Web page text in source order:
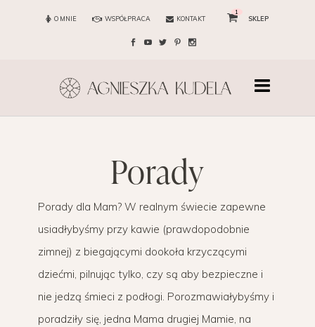
O MNIE WSPÓŁPRACA KONTAKT
1
SKLEP
porady
Porady dla Mam? W realnym świecie zapewne
usiadłybyśmy przy kawie (prawdopodobnie
zimnej) z biegającymi dookoła krzyczącymi
dziećmi, pilnując tylko, czy są aby bezpieczne i
nie jedzą śmieci z podłogi. Porozmawiałybyśmy i
poradziły się, jedna Mama drugiej Mamie, na